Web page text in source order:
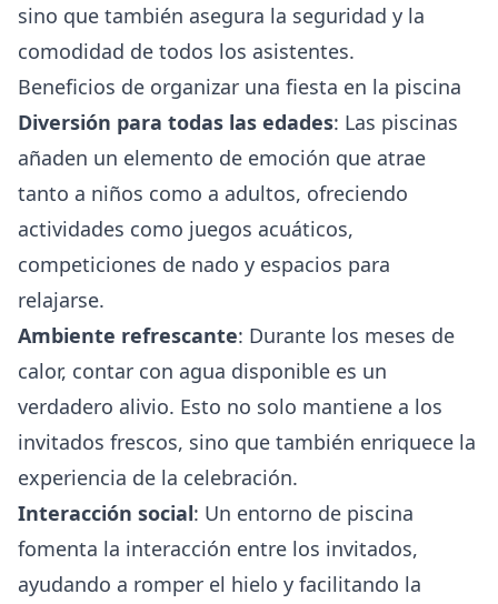
sino que también asegura la seguridad y la
comodidad de todos los asistentes.
Beneficios de organizar una fiesta en la piscina
Diversión para todas las edades: Las piscinas
añaden un elemento de emoción que atrae
tanto a niños como a adultos, ofreciendo
actividades como juegos acuáticos,
competiciones de nado y espacios para
relajarse.
Ambiente refrescante: Durante los meses de
calor, contar con agua disponible es un
verdadero alivio. Esto no solo mantiene a los
invitados frescos, sino que también enriquece la
experiencia de la celebración.
Interacción social: Un entorno de piscina
fomenta la interacción entre los invitados,
ayudando a romper el hielo y facilitando la